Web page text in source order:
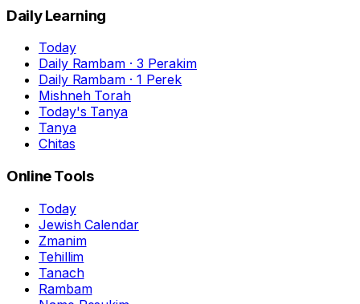
Daily Learning
Today
Daily Rambam · 3 Perakim
Daily Rambam · 1 Perek
Mishneh Torah
Today's Tanya
Tanya
Chitas
Online Tools
Today
Jewish Calendar
Zmanim
Tehillim
Tanach
Rambam